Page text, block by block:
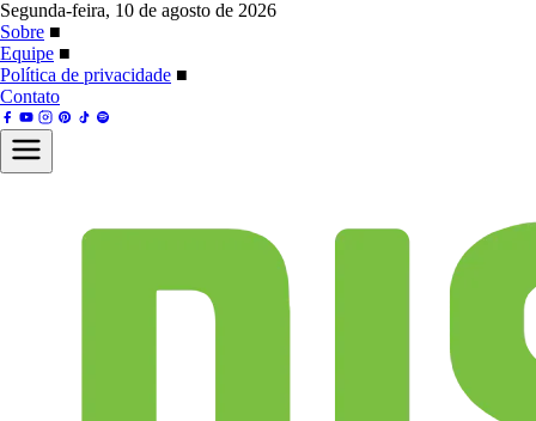
Segunda-feira, 10 de agosto de 2026
Sobre ■
Equipe ■
Política de privacidade ■
Contato